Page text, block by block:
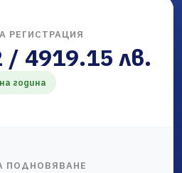
РЕГИСТРАЦИЯ
/ 4919.15 лв.
на година
ПОДНОВЯВАНЕ